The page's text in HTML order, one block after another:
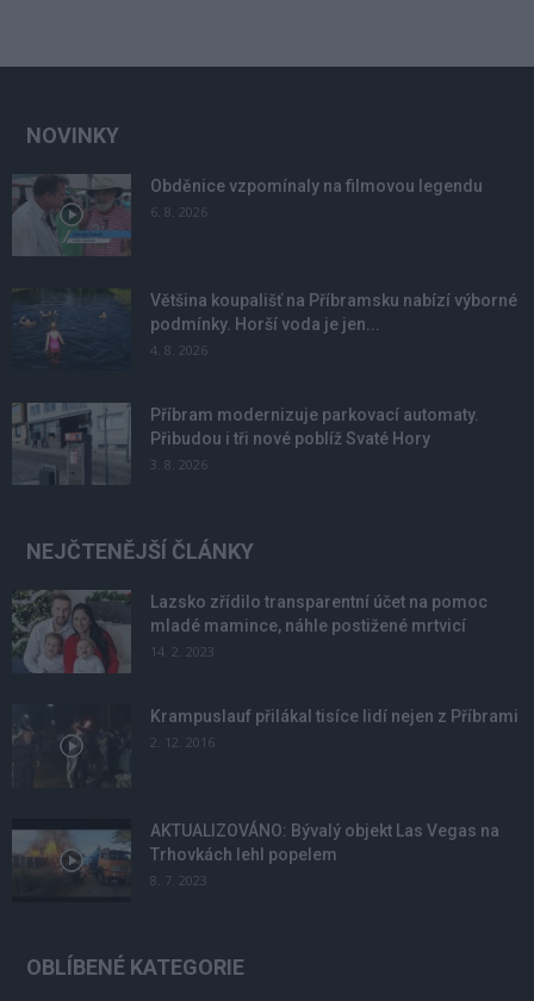
NOVINKY
Obděnice vzpomínaly na filmovou legendu
6. 8. 2026
Většina koupališť na Příbramsku nabízí výborné
podmínky. Horší voda je jen...
4. 8. 2026
Příbram modernizuje parkovací automaty.
Přibudou i tři nové poblíž Svaté Hory
3. 8. 2026
NEJČTENĚJŠÍ ČLÁNKY
Lazsko zřídilo transparentní účet na pomoc
mladé mamince, náhle postižené mrtvicí
14. 2. 2023
Krampuslauf přilákal tisíce lidí nejen z Příbrami
2. 12. 2016
AKTUALIZOVÁNO: Bývalý objekt Las Vegas na
Trhovkách lehl popelem
8. 7. 2023
OBLÍBENÉ KATEGORIE